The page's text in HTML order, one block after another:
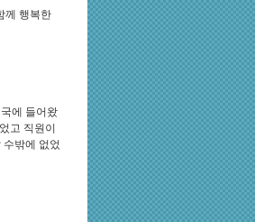
께 행복한
에 들어왔
고 직원이
밖에 없었